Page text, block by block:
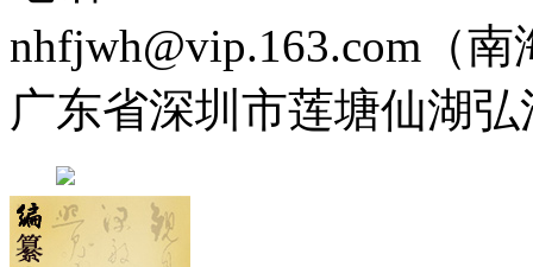
nhfjwh@vip.163.com（南
广东省深圳市莲塘仙湖弘